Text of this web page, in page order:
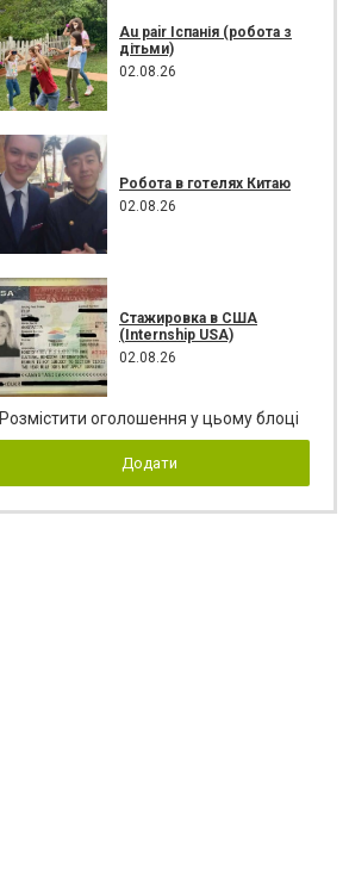
Au pair Іспанія (робота з
дітьми)
02.08.26
Робота в готелях Китаю
02.08.26
Стажировка в США
(Internship USA)
02.08.26
Розмістити оголошення у цьому блоці
Додати